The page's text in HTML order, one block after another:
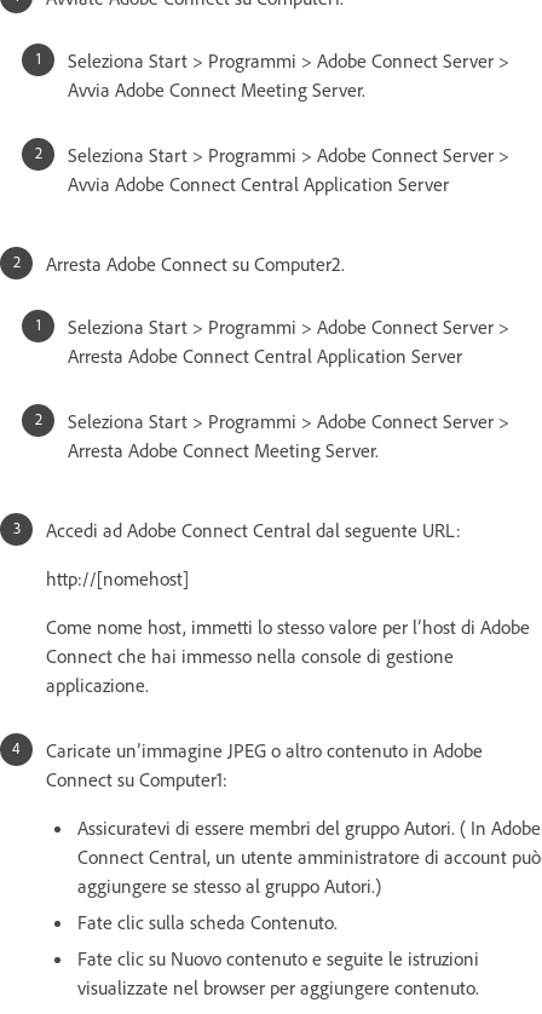
Seleziona Start > Programmi > Adobe Connect Server >
Avvia Adobe Connect Meeting Server.
Seleziona Start > Programmi > Adobe Connect Server >
Avvia Adobe Connect Central Application Server
Arresta Adobe Connect su Computer2.
Seleziona Start > Programmi > Adobe Connect Server >
Arresta Adobe Connect Central Application Server
Seleziona Start > Programmi > Adobe Connect Server >
Arresta Adobe Connect Meeting Server.
Accedi ad Adobe Connect Central dal seguente URL:
http://[nomehost]
Come nome host, immetti lo stesso valore per l’host di Adobe
Connect che hai immesso nella console di gestione
applicazione.
Caricate un’immagine JPEG o altro contenuto in Adobe
Connect su Computer1:
Assicuratevi di essere membri del gruppo Autori. ( In Adobe
Connect Central, un utente amministratore di account può
aggiungere se stesso al gruppo Autori.)
Fate clic sulla scheda Contenuto.
Fate clic su Nuovo contenuto e seguite le istruzioni
visualizzate nel browser per aggiungere contenuto.